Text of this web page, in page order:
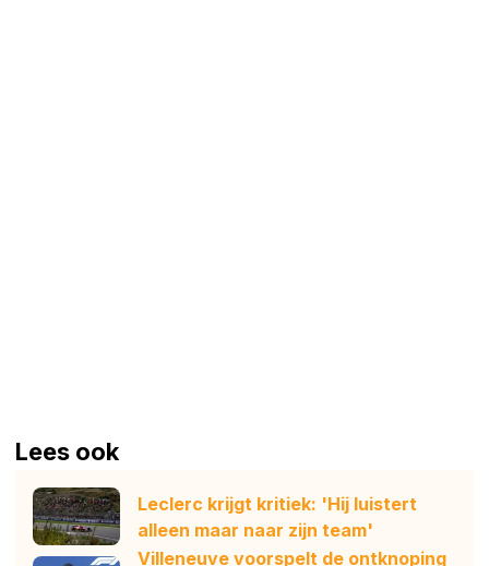
Lees ook
Leclerc krijgt kritiek: 'Hij luistert
alleen maar naar zijn team'
Villeneuve voorspelt de ontknoping